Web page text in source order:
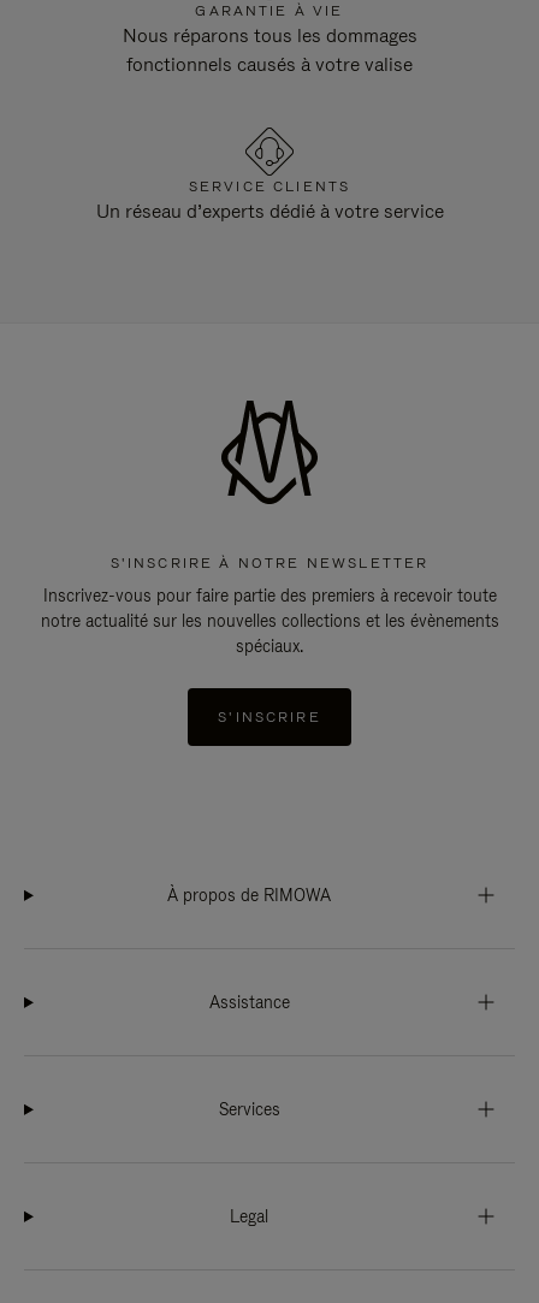
GARANTIE À VIE
Nous réparons tous les dommages
fonctionnels causés à votre valise
SERVICE CLIENTS
Un réseau d’experts dédié à votre service
S'INSCRIRE À NOTRE NEWSLETTER
Inscrivez-vous pour faire partie des premiers à recevoir toute
notre actualité sur les nouvelles collections et les évènements
spéciaux.
S'INSCRIRE
À propos de RIMOWA
Assistance
Services
Legal